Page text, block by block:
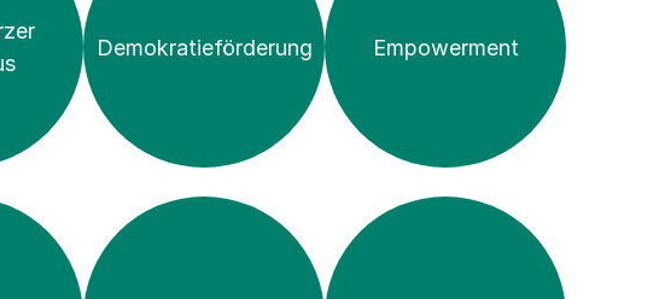
Demokratie­förderung Empowerment